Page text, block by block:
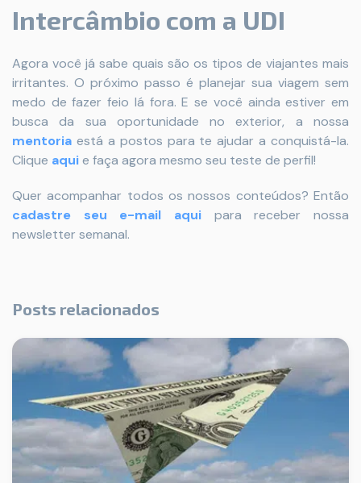
Intercâmbio com a UDI
Agora você já sabe quais são os tipos de viajantes mais
irritantes. O próximo passo é planejar sua viagem sem
medo de fazer feio lá fora. E se você ainda estiver em
busca da sua oportunidade no exterior, a nossa
mentoria está a postos para te ajudar a conquistá-la.
Clique aquie faça agora mesmo seu teste de perfil!
Quer acompanhar todos os nossos conteúdos? Então
cadastre seu e-mail aqui para receber nossa
newsletter semanal.
Posts relacionados